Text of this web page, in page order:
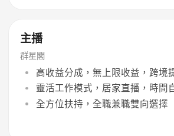
主播
群星閣
高收益分成，無上限收益，跨境
靈活工作模式，居家直播，時間
全方位扶持，全職兼職雙向選擇